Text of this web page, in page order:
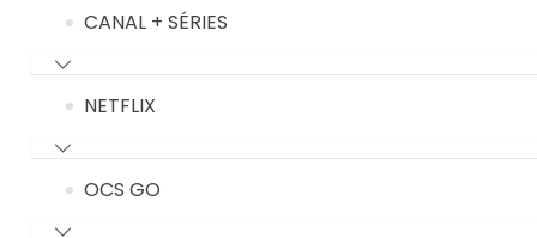
CANAL + SÉRIES
NETFLIX
OCS GO